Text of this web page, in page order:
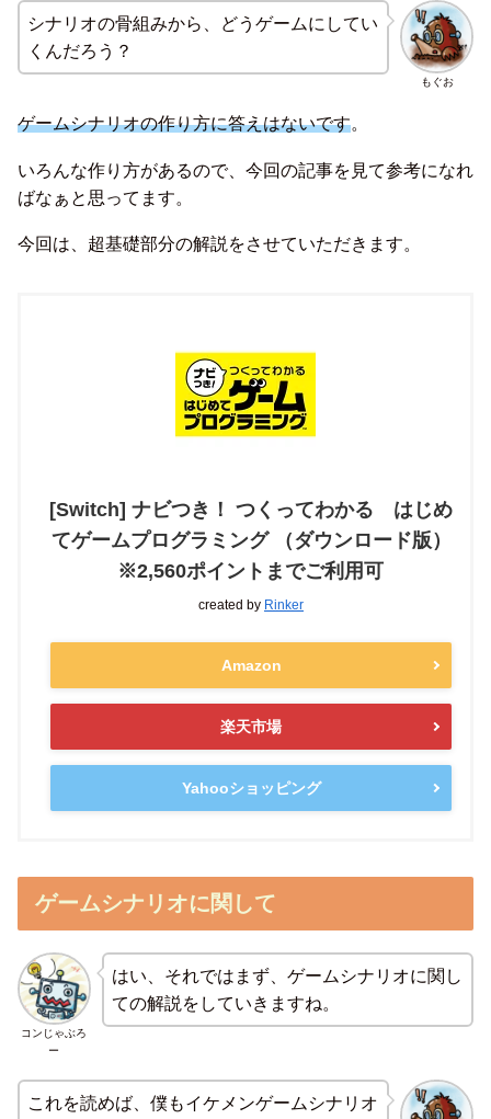
もぐお
シナリオの骨組みから、どうゲームにしてい
くんだろう？
ゲームシナリオの作り方に答えはないです。
いろんな作り方があるので、今回の記事を見て参考になれ
ばなぁと思ってます。
今回は、超基礎部分の解説をさせていただきます。
[Switch] ナビつき！ つくってわかる はじめ
てゲームプログラミング （ダウンロード版）
※2,560ポイントまでご利用可
created by Rinker
Amazon
楽天市場
Yahooショッピング
ゲームシナリオに関して
コンじゃぶろ
ー
はい、それではまず、ゲームシナリオに関し
ての解説をしていきますね。
これを読めば、僕もイケメンゲームシナリオ